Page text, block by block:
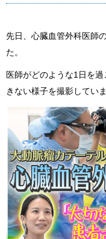
先日、心臓血管外科医師
た。
医師がどのような1日を
きない様子を撮影してい